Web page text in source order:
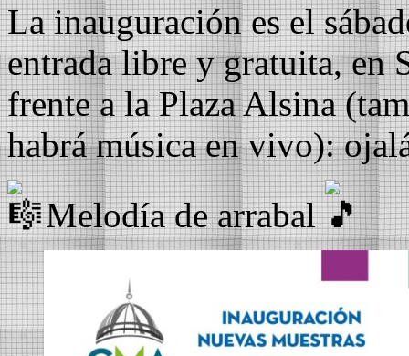
La inauguración es el
entrada libre y gratuita, en
frente a la Plaza Alsina
habrá música en vivo):
Melodía de arrabal